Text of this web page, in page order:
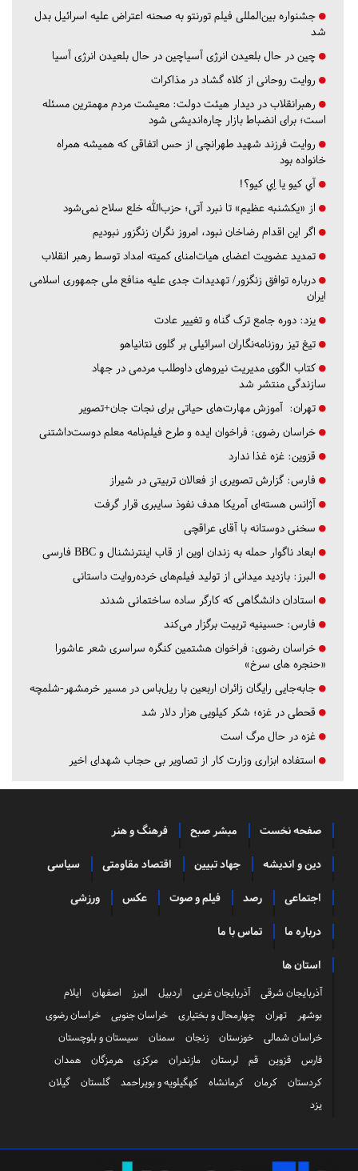
جشنواره بین‌المللی فیلم تورنتو به صحنه اعتراض علیه اسرائیل بدل
شد
چین در حال بلعیدن انرژی آسیاچین در حال بلعیدن انرژی آسیا
روایت روحانی از کلاه گشاد در مذاکرات
رهبرانقلاب در دیدار هیئت دولت: معیشت مردم مهمترین مسئله
است؛ برای انضباط بازار چاره‌اندیشی شود
روایت فرزند شهید طهرانچی از حس اتفاقی که همیشه همراه
خانواده بود
آي كيو يا اِي كيو؟!
از «یکشنبه عظیم» تا نبرد آتی؛ حزب‌الله خلع سلاح نمی‌شود
اگر این اقدام رضاخان نبود، امروز نگران زنگزور نبودیم
تمدید عضویت اعضای هیات‌امنای کمیته امداد توسط رهبر انقلاب
درباره توافق زنگزور/ تهدیدات جدی علیه منافع ملی جمهوری اسلامی
ایران
یزد: دوره جامع ترک گناه و تغییر عادت
تیغ تیز روزنامه‌نگاران اسرائیلی بر گلوی نتانیاهو
کتاب الگوی مدیریت نیروهای داوطلب مردمی در جهاد
سازندگی منتشر شد
تهران: آموزش مهارت‌های حیاتی برای نجات جان+تصویر
خراسان رضوی: فراخوان ایده و طرح فیلم‌نامه معلم دوست‌داشتنی
قزوین: غزه غذا ندارد
فارس: گزارش تصویری از فعالان تربیتی در شیراز
آژانس هسته‌ای آمریکا هدف نفوذ سایبری قرار گرفت
سخنی دوستانه با آقای عراقچی
ابعاد ناگوار حمله به زندان اوین از قاب اینترنشنال و BBC فارسی
البرز: بازدید میدانی از تولید فیلم‌های خرده‌روایت داستانی
استادان دانشگاهی که کارگر ساده ساختمانی شدند
فارس: حسینیه تربیت برگزار می‌کند
خراسان رضوی: فراخوان هشتمین کنگره سراسری شعر عاشورا
«حنجره های سرخ»
جابه‌جایی رایگان زائران اربعین با ریل‌باس در مسیر خرمشهر-شلمچه
قحطی در غزه؛ شکر کیلویی هزار دلار شد
غزه در حال مرگ است
استفاده ابزاری وزارت کار از تصاویر بی حجاب شهدای اخیر
صفحه نخست مبشر صبح فرهنگ و هنر
دین و اندیشه جهاد تبیین اقتصاد مقاومتی سیاسی
اجتماعی رصد فیلم و صوت عکس ورزشی
درباره ما تماس با ما
استان ها
آذربایجان شرقی آذربایجان غربی اردبیل البرز اصفهان
ایلام
بوشهر
تهران چهارمحال و بختیاری خراسان جنوبی
خراسان رضوی
خراسان شمالی
خوزستان زنجان سمنان
سیستان و بلوچستان
فارس
قزوین قم لرستان مازندران مرکزی هرمزگان
همدان
کردستان
کرمان کرمانشاه کهگیلویه و بویراحمد گلستان
گیلان
یزد